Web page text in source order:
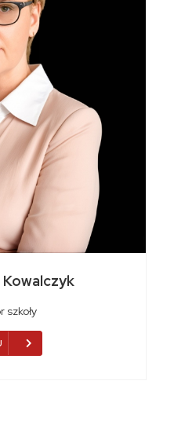
Kowalczyk
szkoły